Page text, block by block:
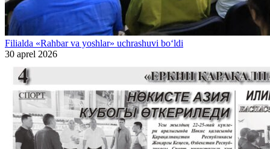
Filialda «Rahbar va yoshlar» uchrashuvi bo‘ldi
30 aprel 2026